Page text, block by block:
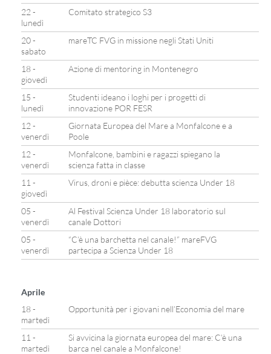
22 -
lunedì
Comitato strategico S3
20 -
sabato
mareTC FVG in missione negli Stati Uniti
18 -
giovedì
Azione di mentoring in Montenegro
15 -
lunedì
Studenti ideano i loghi per i progetti di
innovazione POR FESR
12 -
venerdì
Giornata Europea del Mare a Monfalcone e a
Poole
12 -
venerdì
Monfalcone, bambini e ragazzi spiegano la
scienza fatta in classe
11 -
giovedì
Virus, droni e pièce: debutta scienza Under 18
05 -
venerdì
Al Festival Scienza Under 18 laboratorio sul
canale Dottori
05 -
venerdì
“C’è una barchetta nel canale!” mareFVG
partecipa a Scienza Under 18
Aprile
18 -
martedì
Opportunità per i giovani nell’Economia del mare
11 -
martedì
Si avvicina la giornata europea del mare: C’è una
barca nel canale a Monfalcone!